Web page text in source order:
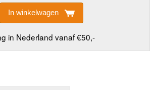
In winkelwagen
in Nederland vanaf €50,-